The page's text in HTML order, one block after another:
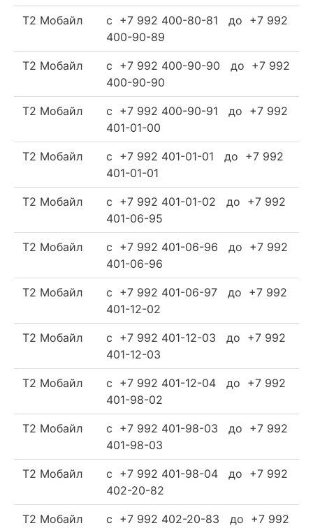
Т2 Мобайл
c +7 992 400-80-81 до +7 992
400-90-89
Т2 Мобайл
c +7 992 400-90-90 до +7 992
400-90-90
Т2 Мобайл
c +7 992 400-90-91 до +7 992
401-01-00
Т2 Мобайл
c +7 992 401-01-01 до +7 992
401-01-01
Т2 Мобайл
c +7 992 401-01-02 до +7 992
401-06-95
Т2 Мобайл
c +7 992 401-06-96 до +7 992
401-06-96
Т2 Мобайл
c +7 992 401-06-97 до +7 992
401-12-02
Т2 Мобайл
c +7 992 401-12-03 до +7 992
401-12-03
Т2 Мобайл
c +7 992 401-12-04 до +7 992
401-98-02
Т2 Мобайл
c +7 992 401-98-03 до +7 992
401-98-03
Т2 Мобайл
c +7 992 401-98-04 до +7 992
402-20-82
Т2 Мобайл
c +7 992 402-20-83 до +7 992